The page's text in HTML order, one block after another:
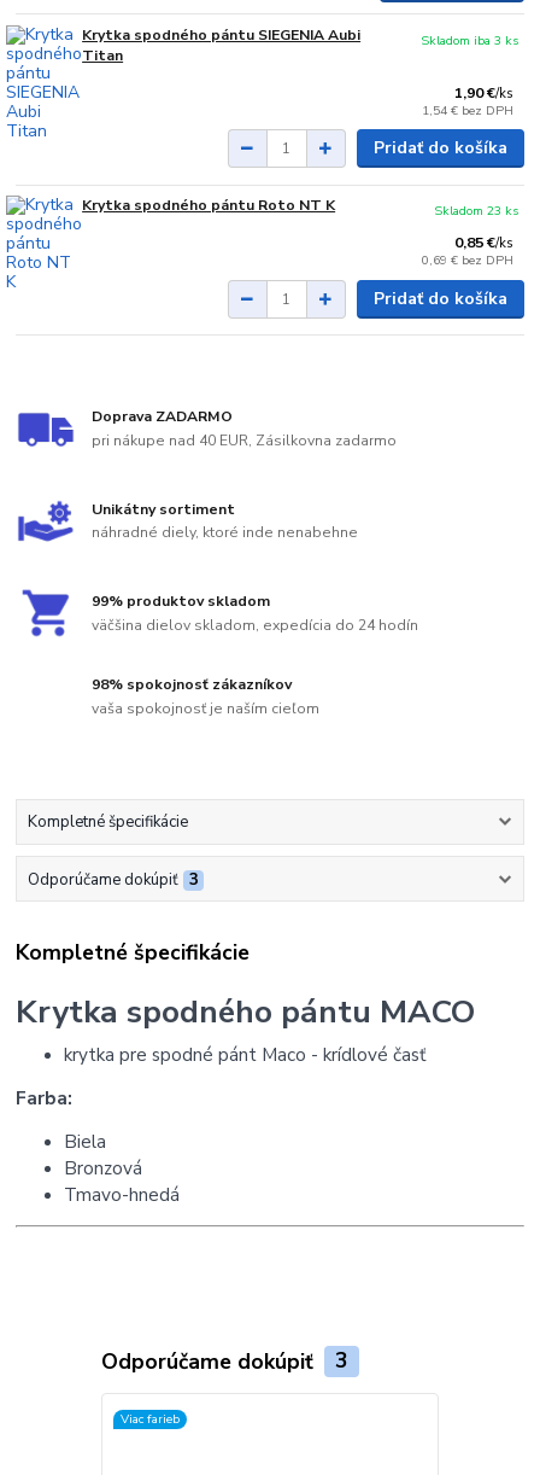
Krytka spodného pántu SIEGENIA Aubi
Titan
1,90 €/ks
1,54 € bez DPH
Skladom iba 3 ks
Pridať do košíka
Krytka spodného pántu Roto NT K
0,85 €/ks
0,69 € bez DPH
Skladom 23 ks
Pridať do košíka
Doprava ZADARMO
pri nákupe nad 40 EUR, Zásilkovna zadarmo
Unikátny sortiment
náhradné diely, ktoré inde nenabehne
99% produktov skladom
väčšina dielov skladom, expedícia do 24 hodín
98% spokojnosť zákazníkov
vaša spokojnosť je naším cieľom
Kompletné špecifikácie
Odporúčame dokúpiť 3
Kompletné špecifikácie
Krytka spodného pántu MACO
krytka pre spodné pánt Maco - krídlové časť
Farba:
Biela
Bronzová
Tmavo-hnedá
Odporúčame dokúpiť 3
Viac farieb